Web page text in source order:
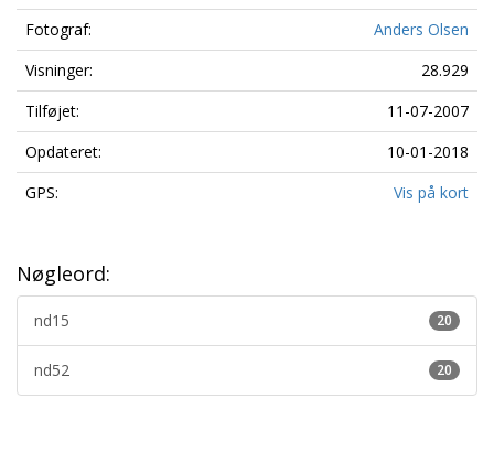
Fotograf:
Anders Olsen
Visninger:
28.929
Tilføjet:
11-07-2007
Opdateret:
10-01-2018
GPS:
Vis på kort
Nøgleord:
20
nd15
20
nd52